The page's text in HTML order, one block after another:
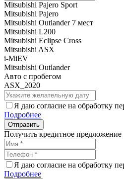
Mitsubishi Pajero Sport
Mitsubishi Pajero
Mitsubishi Outlander 7 мест
Mitsubishi L200
Mitsubishi Eclipse Cross
Mitsubishi ASX
i-MiEV
Mitsubishi Outlander
Авто с пробегом
ASX_2020
Я даю согласие на обработку
Подробнее
Получить кредитное предложение
Я даю согласие на обработку
Подробнее